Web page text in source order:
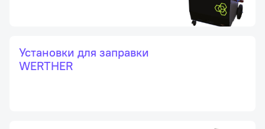
Установки для заправки
WERTHER